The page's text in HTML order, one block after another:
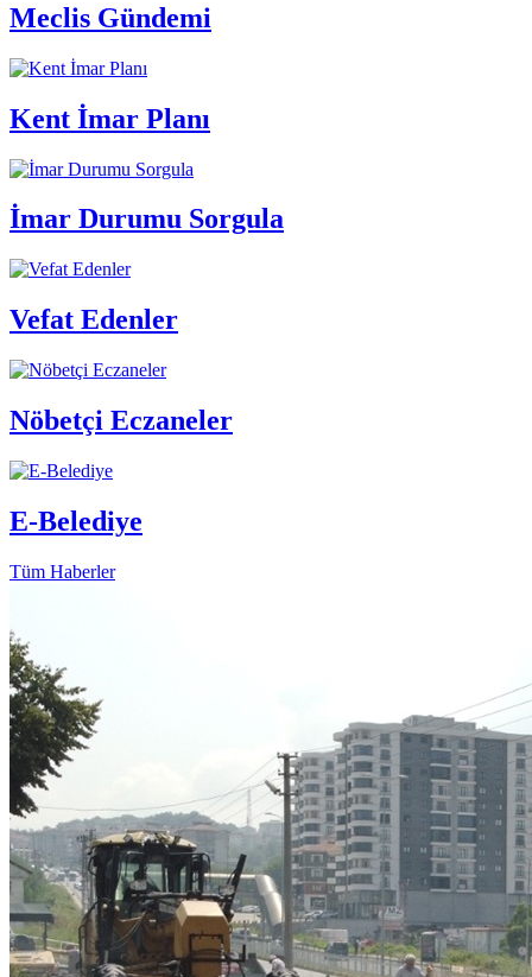
Meclis Gündemi
Kent İmar Planı
İmar Durumu Sorgula
Vefat Edenler
Nöbetçi Eczaneler
E-Belediye
Tüm Haberler